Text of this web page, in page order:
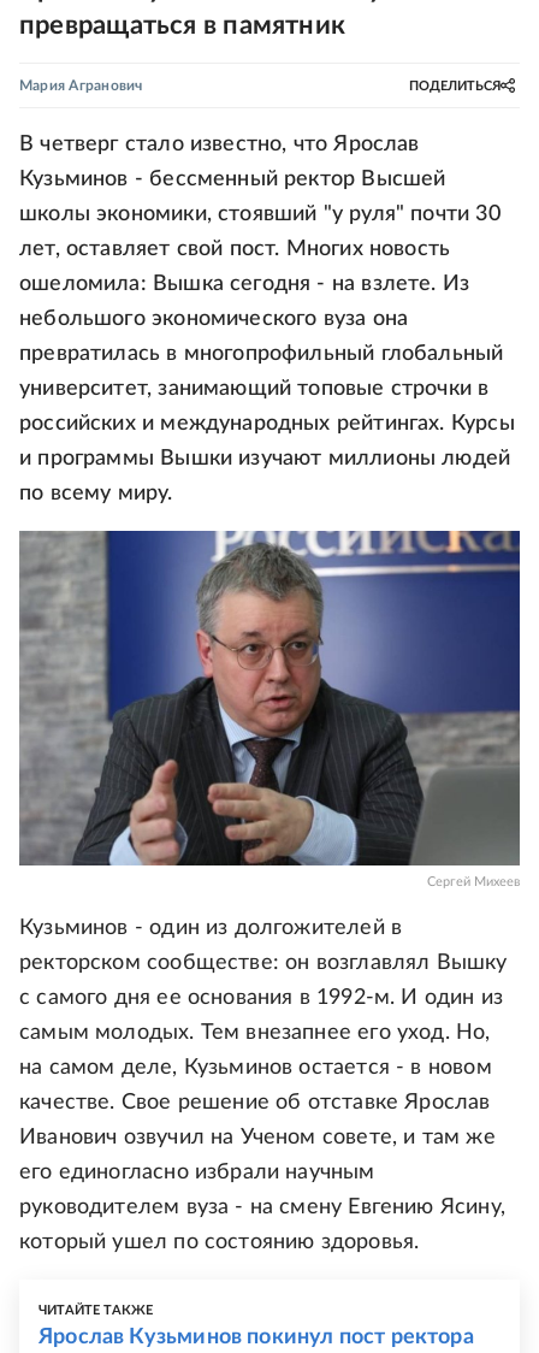
превращаться в памятник
Мария Агранович ПОДЕЛИТЬСЯ
В четверг стало известно, что Ярослав
Кузьминов - бессменный ректор Высшей
школы экономики, стоявший "у руля" почти 30
лет, оставляет свой пост. Многих новость
ошеломила: Вышка сегодня - на взлете. Из
небольшого экономического вуза она
превратилась в многопрофильный глобальный
университет, занимающий топовые строчки в
российских и международных рейтингах. Курсы
и программы Вышки изучают миллионы людей
по всему миру.
Сергей Михеев
Кузьминов - один из долгожителей в
ректорском сообществе: он возглавлял Вышку
с самого дня ее основания в 1992-м. И один из
самым молодых. Тем внезапнее его уход. Но,
на самом деле, Кузьминов остается - в новом
качестве. Свое решение об отставке Ярослав
Иванович озвучил на Ученом совете, и там же
его единогласно избрали научным
руководителем вуза - на смену Евгению Ясину,
который ушел по состоянию здоровья.
ЧИТАЙТЕ ТАКЖЕ
Ярослав Кузьминов покинул пост ректора